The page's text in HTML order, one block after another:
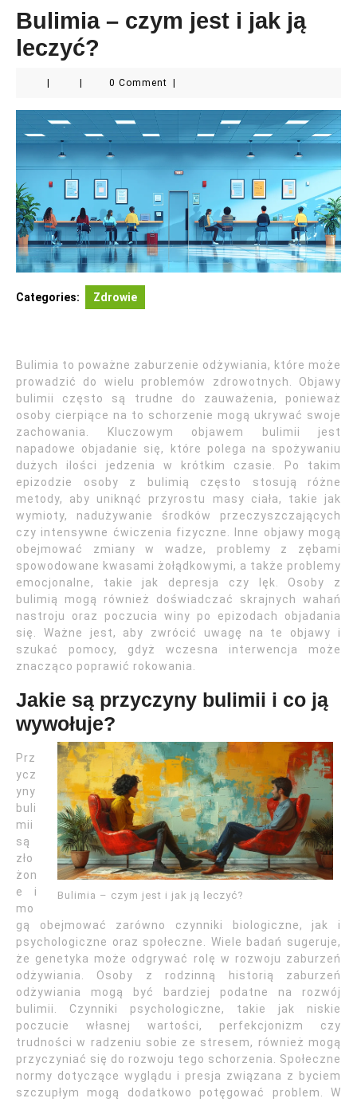
Bulimia – czym jest i jak ją
leczyć?
0 Comment
Categories: Zdrowie
Bulimia to poważne zaburzenie odżywiania, które może
prowadzić do wielu problemów zdrowotnych. Objawy
bulimii często są trudne do zauważenia, ponieważ
osoby cierpiące na to schorzenie mogą ukrywać swoje
zachowania. Kluczowym objawem bulimii jest
napadowe objadanie się, które polega na spożywaniu
dużych ilości jedzenia w krótkim czasie. Po takim
epizodzie osoby z bulimią często stosują różne
metody, aby uniknąć przyrostu masy ciała, takie jak
wymioty, nadużywanie środków przeczyszczających
czy intensywne ćwiczenia fizyczne. Inne objawy mogą
obejmować zmiany w wadze, problemy z zębami
spowodowane kwasami żołądkowymi, a także problemy
emocjonalne, takie jak depresja czy lęk. Osoby z
bulimią mogą również doświadczać skrajnych wahań
nastroju oraz poczucia winy po epizodach objadania
się. Ważne jest, aby zwrócić uwagę na te objawy i
szukać pomocy, gdyż wczesna interwencja może
znacząco poprawić rokowania.
Jakie są przyczyny bulimii i co ją
wywołuje?
Bulimia – czym jest i jak ją leczyć?
Prz
ycz
yny
buli
mii
są
zło
żon
e i
mo
gą obejmować zarówno czynniki biologiczne, jak i
psychologiczne oraz społeczne. Wiele badań sugeruje,
że genetyka może odgrywać rolę w rozwoju zaburzeń
odżywiania. Osoby z rodzinną historią zaburzeń
odżywiania mogą być bardziej podatne na rozwój
bulimii. Czynniki psychologiczne, takie jak niskie
poczucie własnej wartości, perfekcjonizm czy
trudności w radzeniu sobie ze stresem, również mogą
przyczyniać się do rozwoju tego schorzenia. Społeczne
normy dotyczące wyglądu i presja związana z byciem
szczupłym mogą dodatkowo potęgować problem. W